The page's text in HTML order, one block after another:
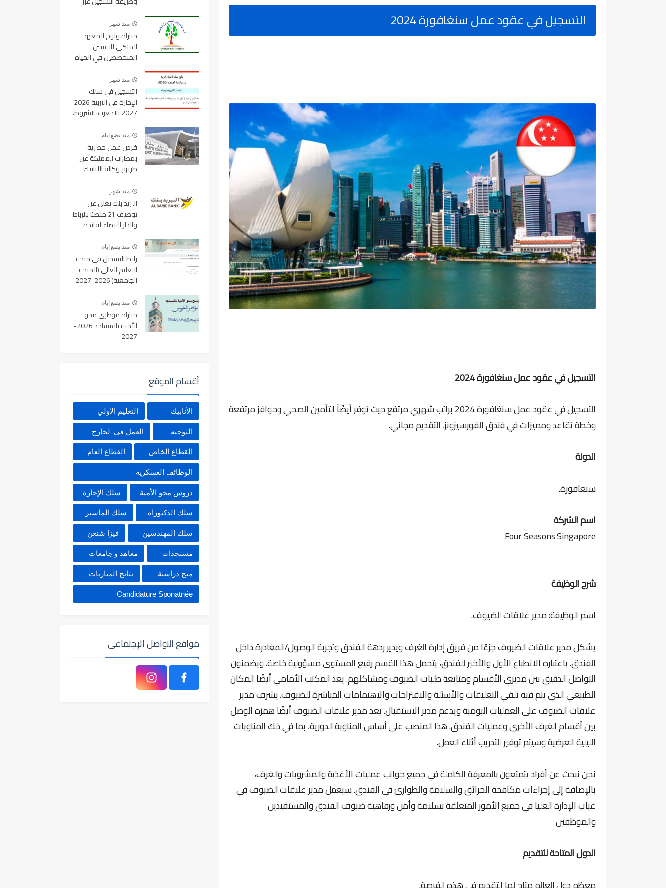
التسجيل في عقود عمل سنغافورة 2024
التسجيل في عقود عمل سنغافورة 2024
التسجيل في عقود عمل سنغافورة 2024 براتب شهري مرتفع حيث توفر أيضًآ التأمين الصحي وحوافز مرتفعة
وخطة تقاعد ومميزات في فندق الفورسيزونز، التقديم مجاني.
الدولة
سنغافورة.
اسم الشركة
Four Seasons Singapore
شرح الوظيفة
اسم الوظيفة: مدير علاقات الضيوف.
يشكل مدير علاقات الضيوف جزءًا من فريق إدارة الغرف ويدير ردهة الفندق وتجربة الوصول/المغادرة داخل
الفندق. باعتباره الانطباع الأول والأخير للفندق، يتحمل هذا القسم رفيع المستوى مسؤولية خاصة. ويضمنون
التواصل الدقيق بين مديري الأقسام ومتابعة طلبات الضيوف ومشاكلهم. يعد المكتب الأمامي أيضًا المكان
الطبيعي الذي يتم فيه تلقي التعليقات والأسئلة والاقتراحات والاهتمامات المباشرة للضيوف. يشرف مدير
علاقات الضيوف على العمليات اليومية ويدعم مدير الاستقبال. يعد مدير علاقات الضيوف أيضًا همزة الوصل
بين أقسام الغرف الأخرى وعمليات الفندق. هذا المنصب على أساس المناوبة الدورية، بما في ذلك المناوبات
الليلية العرضية وسيتم توفير التدريب أثناء العمل.
نحن نبحث عن أفراد يتمتعون بالمعرفة الكاملة في جميع جوانب عمليات الأغذية والمشروبات والغرف،
بالإضافة إلى إجراءات مكافحة الحرائق والسلامة والطوارئ في الفندق. سيعمل مدير علاقات الضيوف في
غياب الإدارة العليا في جميع الأمور المتعلقة بسلامة وأمن ورفاهية ضيوف الفندق والمستفيدين
والموظفين.
الدول المتاحة للتقديم
منذ شهر
مباراة ولوج المعهد
الملكي للتقنيين
المتخصصين في المياه
IRTSEF
منذ شهر
التسجيل في سلك
الإجازة في التربية 2026-
2027 بالمغرب: الشروط،
ورابط التسجيل
منذ بضع ايام
فرص عمل حصرية
بمطارات المملكة عن
طريق وكالة الأنابيك
منذ شهر
البريد بنك يعلن عن
توظيف 21 منصبًا بالرباط
والدار البيضاء لفائدة
والتقنيين
منذ بضع ايام
رابط التسجيل في منحة
التعليم العالي (المنحة
الجامعية) 2026-2027
منذ بضع ايام
مباراة مؤطري محو
الأمية بالمساجد 2026-
2027
أقسام الموقع
الأنابيك التعليم الأولي
التوجيه العمل في الخارج
القطاع الخاص القطاع العام
الوظائف العسكرية
دروس محو الأمية سلك الإجازة
سلك الدكتوراه سلك الماستر
سلك المهندسين فيزا شنغن
مستجدات معاهد و جامعات
منح دراسية نتائج المباريات
Candidature Sponatnée
مواقع التواصل الإجتماعي